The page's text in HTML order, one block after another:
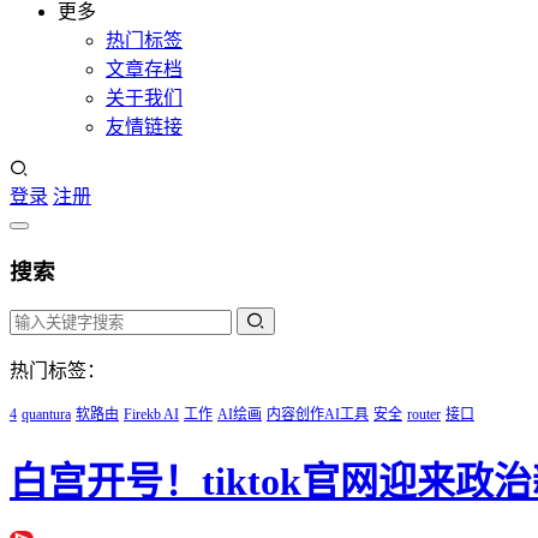
更多
热门标签
文章存档
关于我们
友情链接
登录 注册
搜索
热门标签：
4 quantura 软路由 Firekb AI 工作 AI绘画 内容创作AI工具 安全 router 接口
白宫开号！tiktok官网迎来政